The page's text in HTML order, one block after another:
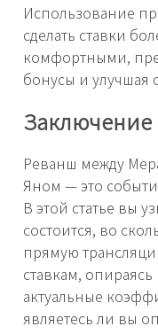
Использование
сделать ставки
комфортными,
бонусы и улучшая
Заключение
Реванш между
Яном — это
В этой статье вы
состоится, во
прямую
ставкам,
актуальные
являетесь ли вы